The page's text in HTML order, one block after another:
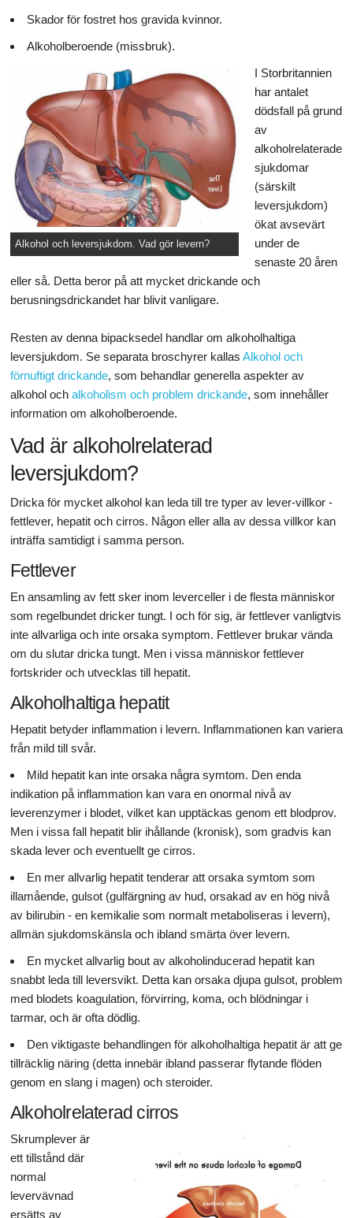
Skador för fostret hos gravida kvinnor.
Alkoholberoende (missbruk).
Alkohol och leversjukdom. Vad gör levern?
I Storbritannien
har antalet
dödsfall på grund
av
alkoholrelaterade
sjukdomar
(särskilt
leversjukdom)
ökat avsevärt
under de
senaste 20 åren
eller så. Detta beror på att mycket drickande och
berusningsdrickandet har blivit vanligare.
Resten av denna bipacksedel handlar om alkoholhaltiga
leversjukdom. Se separata broschyrer kallas Alkohol och
förnuftigt drickande, som behandlar generella aspekter av
alkohol och alkoholism och problem drickande, som innehåller
information om alkoholberoende.
Vad är alkoholrelaterad
leversjukdom?
Dricka för mycket alkohol kan leda till tre typer av lever-villkor -
fettlever, hepatit och cirros. Någon eller alla av dessa villkor kan
inträffa samtidigt i samma person.
Fettlever
En ansamling av fett sker inom leverceller i de flesta människor
som regelbundet dricker tungt. I och för sig, är fettlever vanligtvis
inte allvarliga och inte orsaka symptom. Fettlever brukar vända
om du slutar dricka tungt. Men i vissa människor fettlever
fortskrider och utvecklas till hepatit.
Alkoholhaltiga hepatit
Hepatit betyder inflammation i levern. Inflammationen kan variera
från mild till svår.
Mild hepatit kan inte orsaka några symtom. Den enda
indikation på inflammation kan vara en onormal nivå av
leverenzymer i blodet, vilket kan upptäckas genom ett blodprov.
Men i vissa fall hepatit blir ihållande (kronisk), som gradvis kan
skada lever och eventuellt ge cirros.
En mer allvarlig hepatit tenderar att orsaka symtom som
illamående, gulsot (gulfärgning av hud, orsakad av en hög nivå
av bilirubin - en kemikalie som normalt metaboliseras i levern),
allmän sjukdomskänsla och ibland smärta över levern.
En mycket allvarlig bout av alkoholinducerad hepatit kan
snabbt leda till leversvikt. Detta kan orsaka djupa gulsot, problem
med blodets koagulation, förvirring, koma, och blödningar i
tarmar, och är ofta dödlig.
Den viktigaste behandlingen för alkoholhaltiga hepatit är att ge
tillräcklig näring (detta innebär ibland passerar flytande flöden
genom en slang i magen) och steroider.
Alkoholrelaterad cirros
Skrumplever är
ett tillstånd där
normal
levervävnad
ersätts av